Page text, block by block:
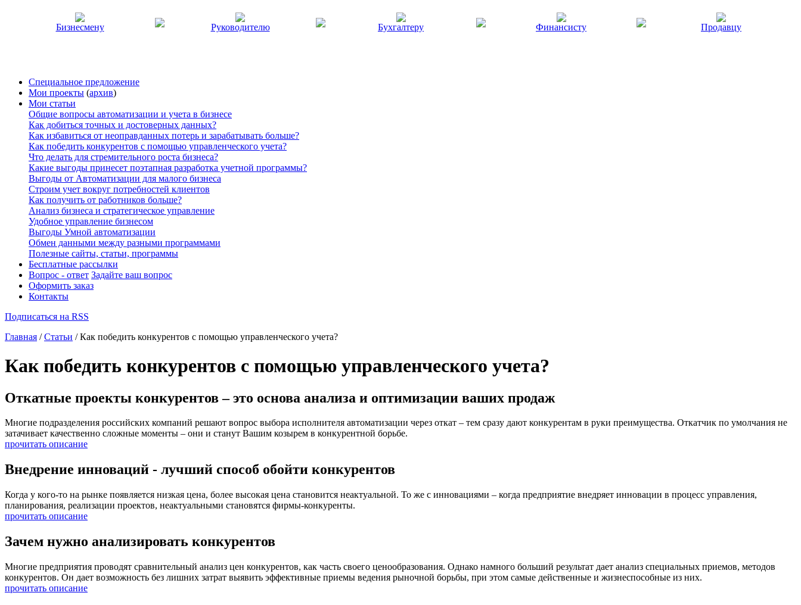
Бизнесмену Руководителю Бухгалтеру Финансисту Продавцу
Специальное предложение
Мои проекты (архив)
Мои статьи
Общие вопросы автоматизации и учета в бизнесе
Как добиться точных и достоверных данных?
Как избавиться от неоправданных потерь и зарабатывать больше?
Как победить конкурентов с помощью управленческого учета?
Что делать для стремительного роста бизнеса?
Какие выгоды принесет поэтапная разработка учетной программы?
Выгоды от Автоматизации для малого бизнеса
Строим учет вокруг потребностей клиентов
Как получить от работников больше?
Анализ бизнеса и стратегическое управление
Удобное управление бизнесом
Выгоды Умной автоматизации
Обмен данными между разными программами
Полезные сайты, статьи, программы
Бесплатные рассылки
Вопрос - ответ Задайте ваш вопрос
Оформить заказ
Контакты
Подписаться на RSS
Главная /Статьи / Как победить конкурентов с помощью управленческого учета?
Как победить конкурентов с помощью управленческого учета?
Откатные проекты конкурентов – это основа анализа и оптимизации ваших продаж
Многие подразделения российских компаний решают вопрос выбора исполнителя автоматизации через откат – тем сразу дают конкурентам в руки преимущества. Откатчик по умолчания не
затачивает качественно сложные моменты – они и станут Вашим козырем в конкурентной борьбе.
прочитать описание
Внедрение инноваций - лучший способ обойти конкурентов
Когда у кого-то на рынке появляется низкая цена, более высокая цена становится неактуальной. То же с инновациями – когда предприятие внедряет инновации в процесс управления,
планирования, реализации проектов, неактуальными становятся фирмы-конкуренты.
прочитать описание
Зачем нужно анализировать конкурентов
Многие предприятия проводят сравнительный анализ цен конкурентов, как часть своего ценообразования. Однако намного больший результат дает анализ специальных приемов, методов
конкурентов. Он дает возможность без лишних затрат выявить эффективные приемы ведения рыночной борьбы, при этом самые действенные и жизнеспособные из них.
прочитать описание